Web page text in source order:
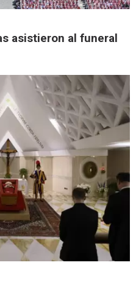
asistieron al funeral